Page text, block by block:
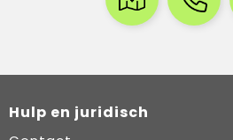
Hulp en juridisch